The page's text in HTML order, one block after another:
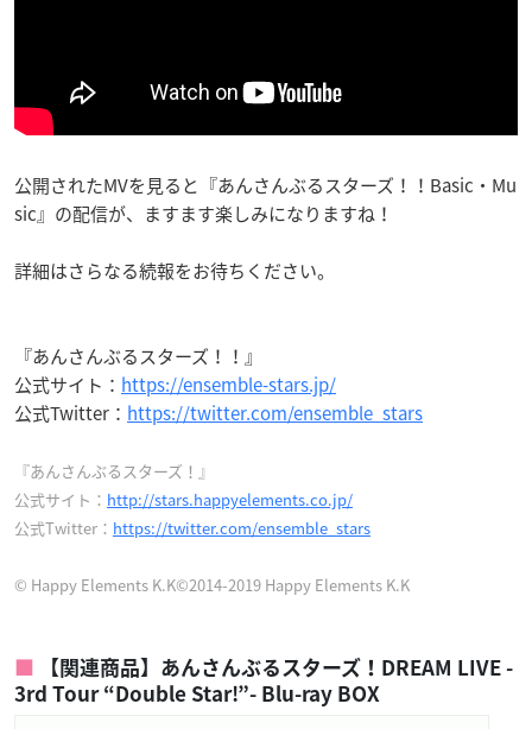
公開されたMVを見ると『あんさんぶるスターズ！！Basic・Mu
sic』の配信が、ますます楽しみになりますね！
詳細はさらなる続報をお待ちください。
『あんさんぶるスターズ！！』
公式サイト： https://ensemble-stars.jp/
公式Twitter： https://twitter.com/ensemble_stars
『あんさんぶるスターズ！』
公式サイト： http://stars.happyelements.co.jp/
公式Twitter： https://twitter.com/ensemble_stars
© Happy Elements K.K©2014-2019 Happy Elements K.K
【関連商品】あんさんぶるスターズ！DREAM LIVE -
3rd Tour “Double Star!”- Blu-ray BOX